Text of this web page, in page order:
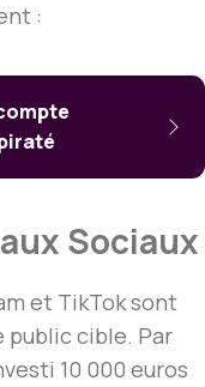
:
Sociaux
et TikTok sont
cible. Par
10 000 euros